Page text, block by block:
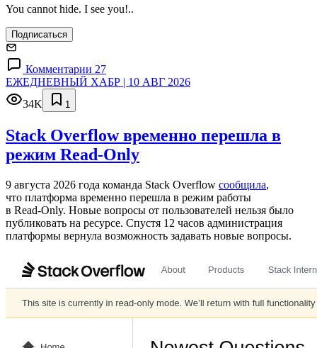
You cannot hide. I see you!..
Подписаться
Комментарии 27
ЕЖЕДНЕВНЫЙ ХАБР | 10 АВГ 2026
34K
1
Stack Overflow временно перешла в
режим Read-Only
9 августа 2026 года команда Stack Overflow сообщила,
что платформа временно перешла в режим работы
в Read‑Only. Новые вопросы от пользователей нельзя было
публиковать на ресурсе. Спустя 12 часов администрация
платформы вернула возможность задавать новые вопросы.